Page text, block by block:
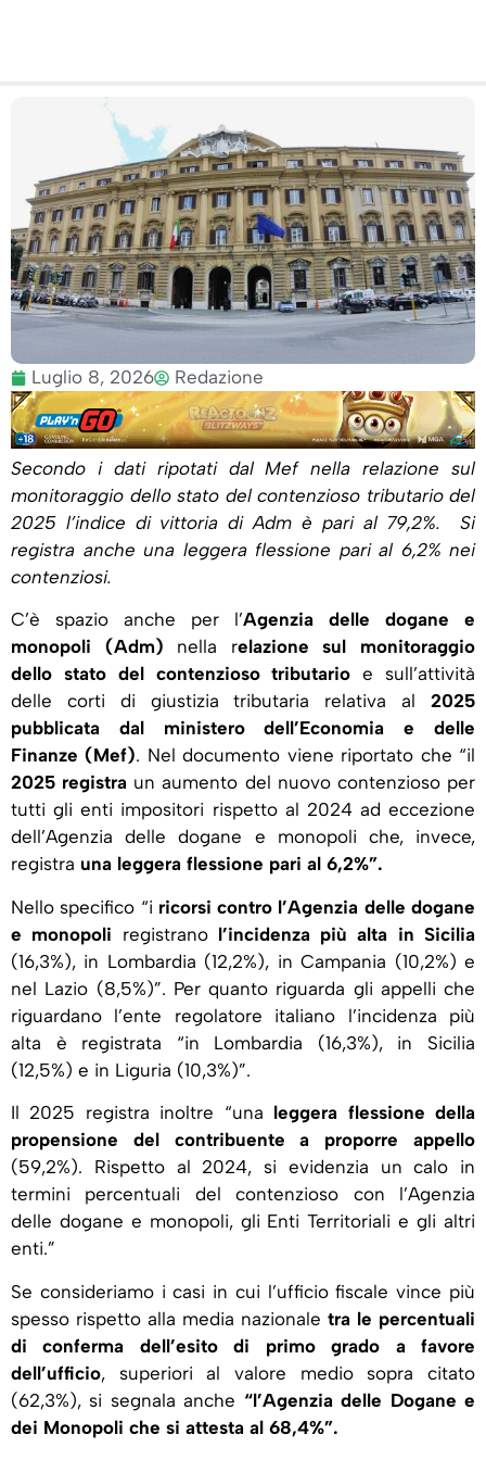
Luglio 8, 2026 Redazione
Secondo i dati ripotati dal Mef nella relazione sul
monitoraggio dello stato del contenzioso tributario del
2025 l’indice di vittoria di Adm è pari al 79,2%. Si
registra anche una leggera flessione pari al 6,2% nei
contenziosi.
C’è spazio anche per l’Agenzia delle dogane e
monopoli (Adm) nella relazione sul monitoraggio
dello stato del contenzioso tributario e sull’attività
delle corti di giustizia tributaria relativa al 2025
pubblicata dal ministero dell’Economia e delle
Finanze (Mef). Nel documento viene riportato che “il
2025 registra un aumento del nuovo contenzioso per
tutti gli enti impositori rispetto al 2024 ad eccezione
dell’Agenzia delle dogane e monopoli che, invece,
registra una leggera flessione pari al 6,2%”.
Nello specifico “i ricorsi contro l’Agenzia delle dogane
e monopoli registranol’incidenza più alta in Sicilia
(16,3%), in Lombardia (12,2%), in Campania (10,2%) e
nel Lazio (8,5%)”. Per quanto riguarda gli appelli che
riguardano l’ente regolatore italiano l’incidenza più
alta è registrata “in Lombardia (16,3%), in Sicilia
(12,5%) e in Liguria (10,3%)”.
Il 2025 registra inoltre “una leggera flessione della
propensione del contribuente a proporre appello
(59,2%). Rispetto al 2024, si evidenzia un calo in
termini percentuali del contenzioso con l’Agenzia
delle dogane e monopoli, gli Enti Territoriali e gli altri
enti.”
Se consideriamo i casi in cui l’ufficio fiscale vince più
spesso rispetto alla media nazionale tra le percentuali
di conferma dell’esito di primo grado a favore
dell’ufficio, superiori al valore medio sopra citato
(62,3%), si segnala anche “l’Agenzia delle Dogane e
dei Monopoli che si attesta al 68,4%”.